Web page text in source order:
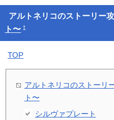
アルトネリコのストーリー
ト〜 †
TOP
アルトネリコのストーリ
ト〜
シルヴァプレート